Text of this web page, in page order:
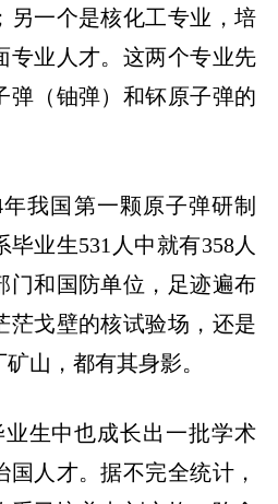
另一个是核化工专业，培
专业人才。这两个专业先
弹（铀弹）和钚原子弹的
年我国第一颗原子弹研制
毕业生531 人中就有358人
门和国防单位，足迹遍布
茫戈壁的核试验场，还是
山，都有其身影。
生中也成长出一批学术
人才。据不完全统计，